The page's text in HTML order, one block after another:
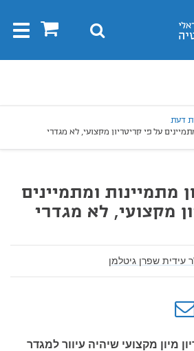
0 חיפוש
דעת
על פי קריטריון מקצועי, לא מגדרי
מתמיינות ומתמיינים
מקצועי, לא מגדרי
עידית שפרן גיטלמן
מיון מקצועי שיהיה עיוור למגדר